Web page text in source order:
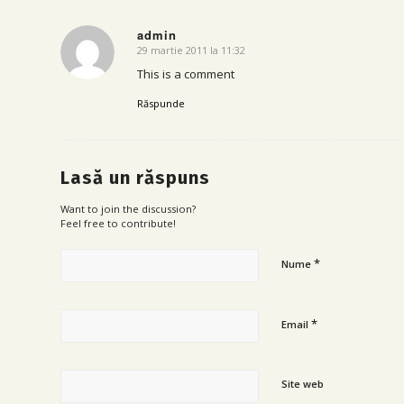
admin
says:
29 martie 2011 la 11:32
This is a comment
Răspunde
Lasă un răspuns
Want to join the discussion?
Feel free to contribute!
Nume *
Email *
Site web